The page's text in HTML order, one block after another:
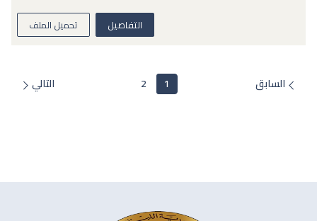
التفاصيل تحميل الملف
السابق 1
2 التالي